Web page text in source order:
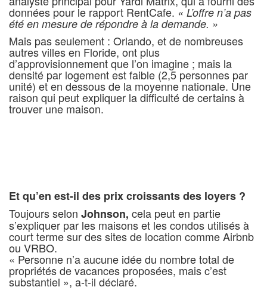
données pour le rapport RentCafe.« L’offre n’a pas
été en mesure de répondre à la demande. »
Mais pas seulement : Orlando, et de nombreuses
autres villes en Floride, ont plus
d’approvisionnement que l’on imagine ; mais la
densité par logement est faible (2,5 personnes par
unité) et en dessous de la moyenne nationale. Une
raison qui peut expliquer la difficulté de certains à
trouver une maison.
Et qu’en est-il des prix croissants des loyers ?
Toujours selon Johnson, cela peut en partie
s’expliquer par les maisons et les condos utilisés à
court terme sur des sites de location comme Airbnb
ou VRBO.
« Personne n’a aucune idée du nombre total de
propriétés de vacances proposées, mais c’est
substantiel », a-t-il déclaré.